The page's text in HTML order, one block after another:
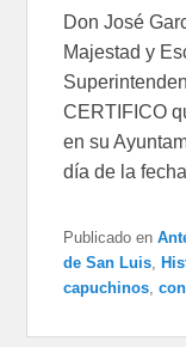
Don José
Majestad y
CERTIFICO
en su
día de la
Publicado en
de San Luis
capuchinos ,